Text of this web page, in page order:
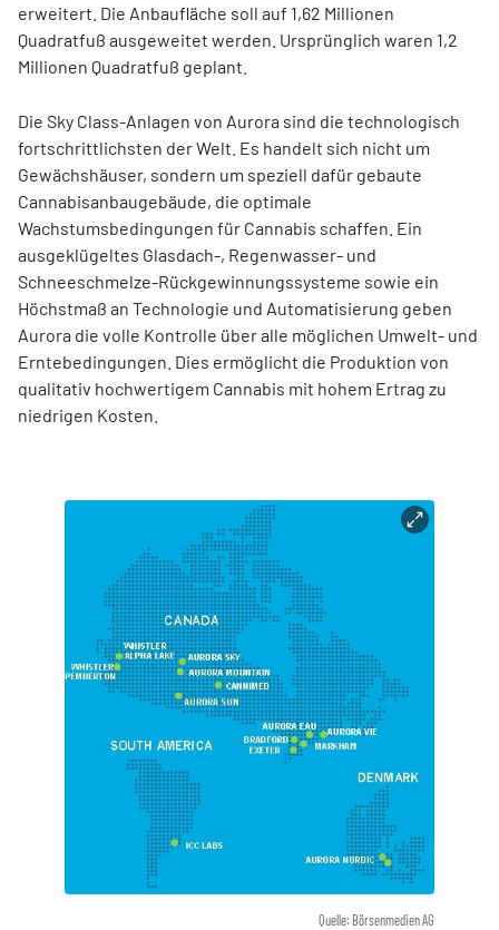
erweitert. Die Anbaufläche soll auf 1,62 Millionen
Quadratfuß ausgeweitet werden. Ursprünglich waren 1,2
Millionen Quadratfuß geplant.
Die Sky Class-Anlagen von Aurora sind die technologisch
fortschrittlichsten der Welt. Es handelt sich nicht um
Gewächshäuser, sondern um speziell dafür gebaute
Cannabisanbaugebäude, die optimale
Wachstumsbedingungen für Cannabis schaffen. Ein
ausgeklügeltes Glasdach-, Regenwasser- und
Schneeschmelze-Rückgewinnungssysteme sowie ein
Höchstmaß an Technologie und Automatisierung geben
Aurora die volle Kontrolle über alle möglichen Umwelt- und
Erntebedingungen. Dies ermöglicht die Produktion von
qualitativ hochwertigem Cannabis mit hohem Ertrag zu
niedrigen Kosten.
Quelle: Börsenmedien AG